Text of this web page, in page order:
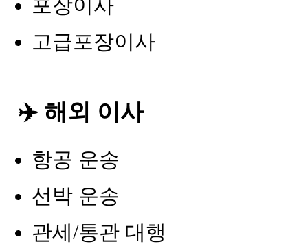
포장이사
고급포장이사
✈️ 해외 이사
항공 운송
선박 운송
관세/통관 대행